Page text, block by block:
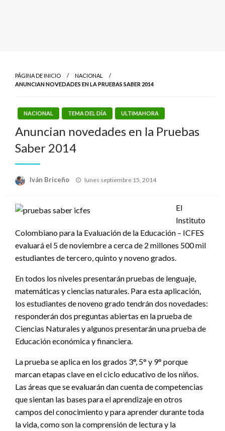
PÁGINA DE INICIO
NACIONAL
ANUNCIAN NOVEDADES EN LA PRUEBAS SABER 2014
NACIONAL TEMA DEL DÍA ULTIMAHORA
Anuncian novedades en la Pruebas
Saber 2014
Iván Briceño
Publicado
lunes septiembre 15, 2014
El
Instituto
Colombiano para la Evaluación de la Educación – ICFES
evaluará el 5 de noviembre a cerca de 2 millones 500 mil
estudiantes de tercero, quinto y noveno grados.
En todos los niveles presentarán pruebas de lenguaje,
matemáticas y ciencias naturales. Para esta aplicación,
los estudiantes de noveno grado tendrán dos novedades:
responderán dos preguntas abiertas en la prueba de
Ciencias Naturales y algunos presentarán una prueba de
Educación económica y financiera.
La prueba se aplica en los grados 3°, 5° y 9° porque
marcan etapas clave en el ciclo educativo de los niños.
Las áreas que se evaluarán dan cuenta de competencias
que sientan las bases para el aprendizaje en otros
campos del conocimiento y para aprender durante toda
la vida, como son la comprensión de lectura y la